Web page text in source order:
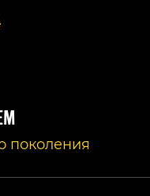
поколения